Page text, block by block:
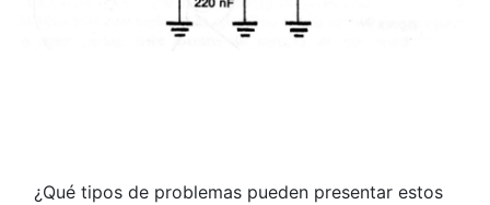
¿Qué tipos de problemas pueden presentar estos